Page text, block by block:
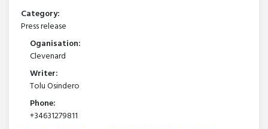
Category:
Press release
Oganisation:
Clevenard
Writer:
Tolu Osindero
Phone:
+34631279811